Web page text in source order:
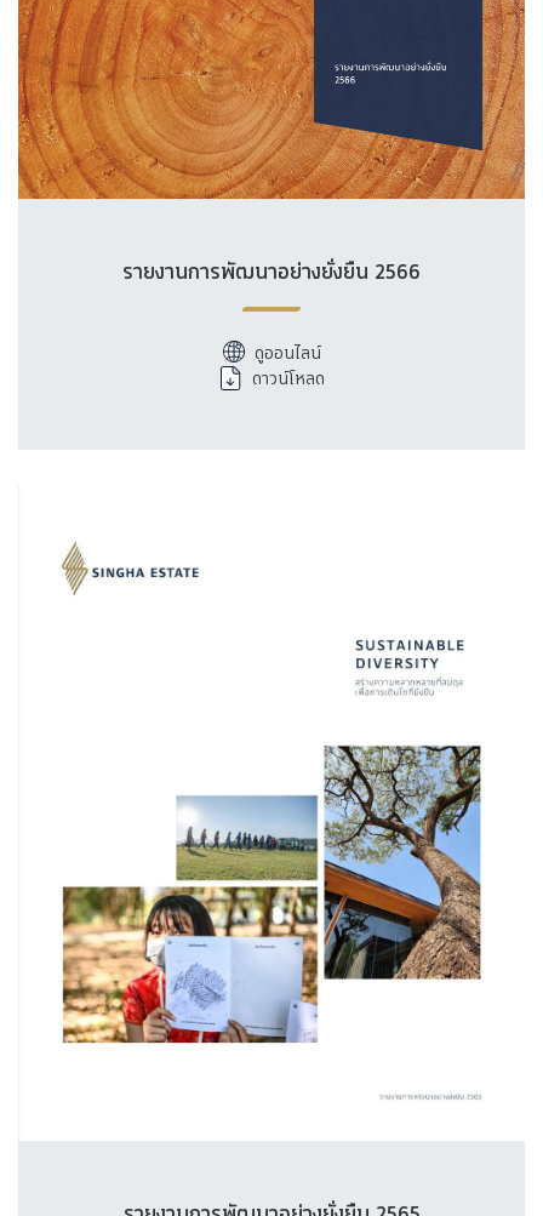
รายงานการพัฒนาอย่างยั่งยืน 2566
ดูออนไลน์
ดาวน์โหลด